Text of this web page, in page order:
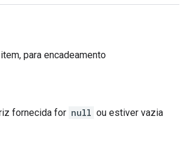
para encadeamento
fornecida for null ou estiver vazia